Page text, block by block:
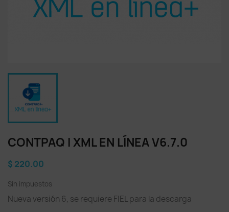
CONTPAQ I XML EN LÍNEA V6.7.0
$ 220.00
Sin impuestos
Nueva versión 6, se requiere FIEL para la descarga